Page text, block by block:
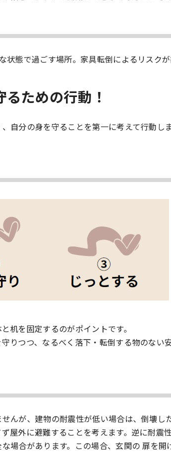
態で過ごす場所。家具転倒によるリスクが
ための行動！
自分の身を守ることを第一に考えて行動し
机を固定するのがポイントです。
りつつ、なるべく落下・転倒する物のない
んが、建物の耐震性が低い場合は、倒壊し
屋外に避難することを考えます。逆に耐震
場合があります。この場合、玄関の 扉を